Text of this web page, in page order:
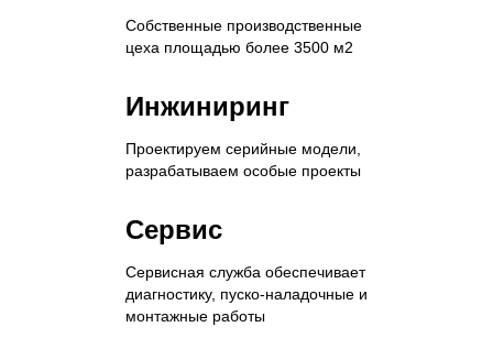
Собственные производственные
цеха площадью более 3500 м2
Инжиниринг
Проектируем серийные модели,
разрабатываем особые проекты
Сервис
Сервисная служба обеспечивает
диагностику, пуско-наладочные и
монтажные работы